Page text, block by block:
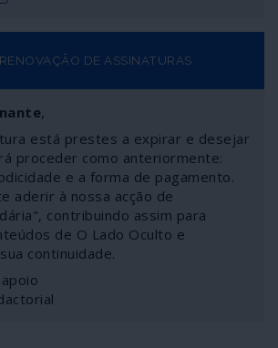
RENOVAÇÃO DE ASSINATURAS
,
está prestes a expirar e desejar
proceder como anteriormente:
e a forma de pagamento.
aderir à nossa acção de
contribuindo assim para
de O Lado Oculto e
continuidade.